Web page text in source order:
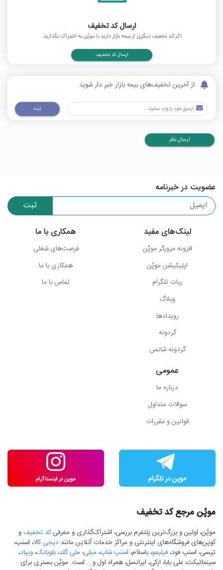
ارسال کد تخفیف
اگر کد تخفیف دیگری از بیمه بازار دارید با موپُن به اشتراک بگذارید.
ارسال کد تخفیف
از آخرین تخفیف‌های بیمه بازار خبر دار شوید
ثبت
ارسال نظر
عضویت در خبرنامه
ثبت
لینک‌های مفید
افزونه مرورگر موپُن
اپلیکیشن موپُن
ربات تلگرام
وبلاگ
رویدادها
گردونه
گردونه شانس
همکاری با ما
فرصت‌های شغلی
همکاری با ما
تماس با ما
عمومی
درباره ما
سوالات متداول
قوانین و مقررات
موپُن مرجع کد تخفیف
موپُن، اولین و بزرگ‌ترین پلتفرم بررسی، اشتراک‌گذاری و معرفیکد تخفیف و
کوپن‌های فروشگاه‌های اینترنتی و مراکز خدمات آنلاین مانند دیجی کالا، اسنپ،
تپسی، اسنپ فود، فیلیمو، باسلام، اسنپ شاپ، میلی، ملی گلد، بلوبانک، ویپاد،
سینماتیکت، علی بابا، ازکی، ایرانسل، همراه اول و... است. موپُن بستری برای